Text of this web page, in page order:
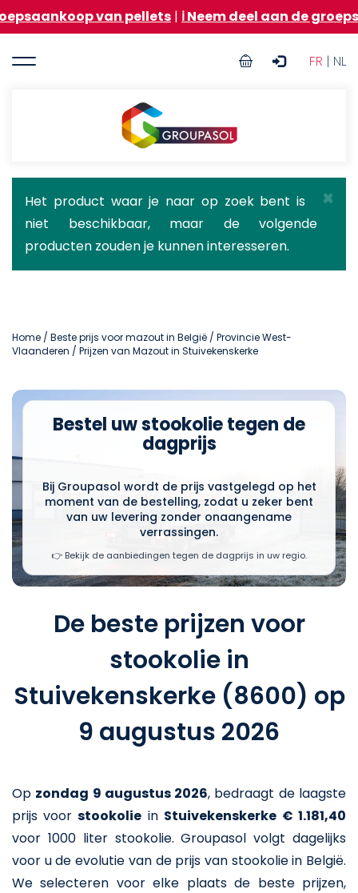
Overslaan
en
de
van pellets|ℹ️ Neem deel aan de
FR | NL
User
Groupasol
×
Statusbericht
Het product waar je naar op zoek bent is
niet beschikbaar, maar de volgende
producten zouden je kunnen interesseren.
Home / Beste prijs voor mazout in België / Provincie West-
Vlaanderen / Prijzen van Mazout in Stuivekenskerke
Bestel uw stookolie tegen de
dagprijs
Bij Groupasol wordt de prijs vastgelegd op het
moment van de bestelling, zodat u zeker bent
van uw levering zonder onaangename
verrassingen.
👉 Bekijk de aanbiedingen tegen de dagprijs in uw regio.
De beste prijzen voor
stookolie in
Stuivekenskerke (8600) op
9 augustus 2026
Op zondag 9 augustus 2026, bedraagt de laagste
prijs voorstookolie in Stuivekenskerke € 1.181,40
voor 1000 liter stookolie. Groupasol volgt dagelijks
voor u de evolutie van de prijs van stookolie in België.
We selecteren voor elke plaats de beste prijzen,